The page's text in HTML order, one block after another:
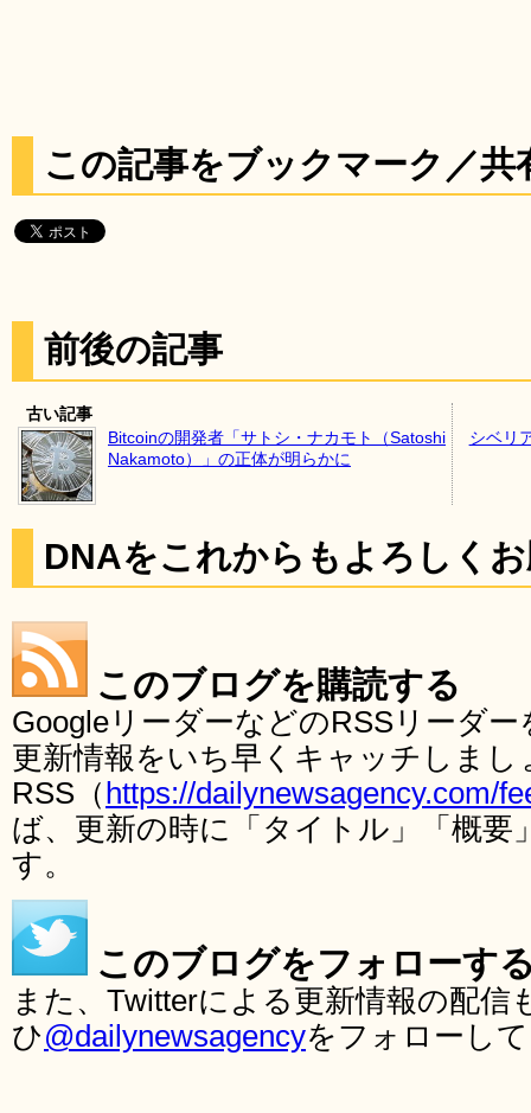
この記事をブックマーク／共
前後の記事
古い記事
Bitcoinの開発者「サトシ・ナカモト（Satoshi
Nakamoto）」の正体が明らかに
シベリ
DNAをこれからもよろしく
このブログを購読する
GoogleリーダーなどのRSSリーダ
更新情報をいち早くキャッチしま
RSS（ https://dailynewsagency.com/
ば、更新の時に「タイトル」「概要
す。
このブログをフォローす
また、Twitterによる更新情報の配
ひ@dailynewsagencyをフォローし